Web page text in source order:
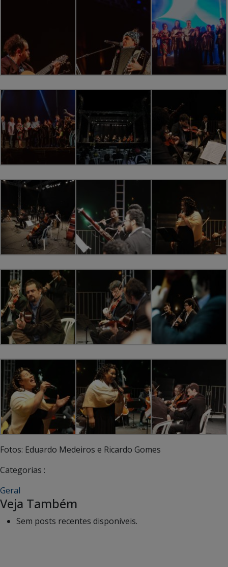
Fotos: Eduardo Medeiros e Ricardo Gomes
Categorias :
Geral
Veja Também
Sem posts recentes disponíveis.